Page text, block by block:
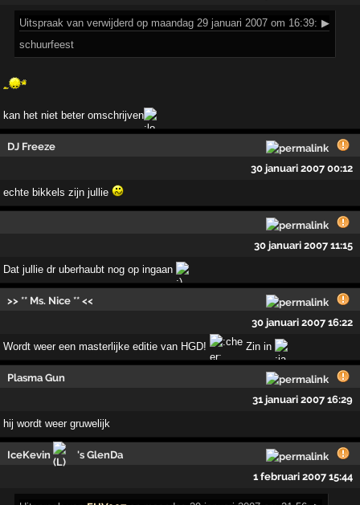
Uitspraak van verwijderd op maandag 29 januari 2007 om 16:39: ▶
schuurfeest
kan het niet beter omschrijven
DJ Freeze
30 januari 2007 00:12
echte bikkels zijn jullie
30 januari 2007 11:15
Dat jullie dr uberhaubt nog op ingaan
>> ** Ms. Nice ** <<
30 januari 2007 16:22
Wordt weer een masterlijke editie van HGD! Zin in
Plasma Gun
31 januari 2007 16:29
hij wordt weer gruwelijk
IceKevin
's GlenDa
1 februari 2007 15:44